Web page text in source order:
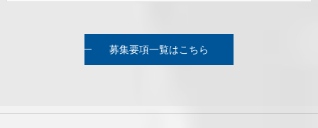
募集要項一覧はこちら